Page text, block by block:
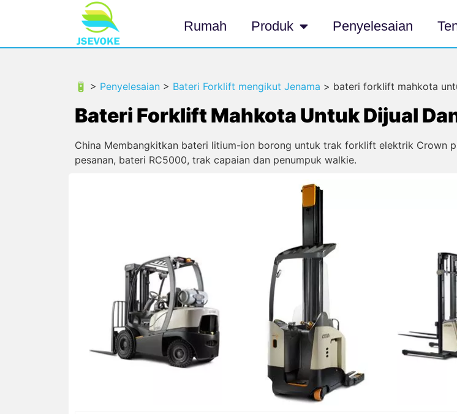
Rumah Produk Penyelesaian
🔋 > Penyelesaian > Bateri Forklift mengikut Jenama > bateri forklift mahkota
Bateri Forklift Mahkota Untuk Dijual
China Membangkitkan bateri litium-ion borong untuk trak forklift elektrik Crown
pesanan, bateri RC5000, trak capaian dan penumpuk walkie.